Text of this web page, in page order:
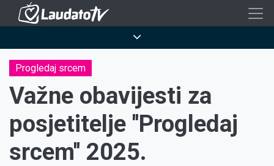
Skoči
sadržaj
Progledaj srcem
Važne obavijesti za
posjetitelje ''Progledaj
srcem'' 2025.